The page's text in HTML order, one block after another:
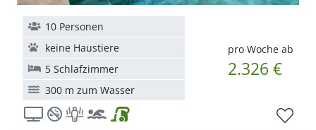
pro Woche ab
2.326 €
10 Personen
keine Haustiere
5 Schlafzimmer
300 m zum Wasser